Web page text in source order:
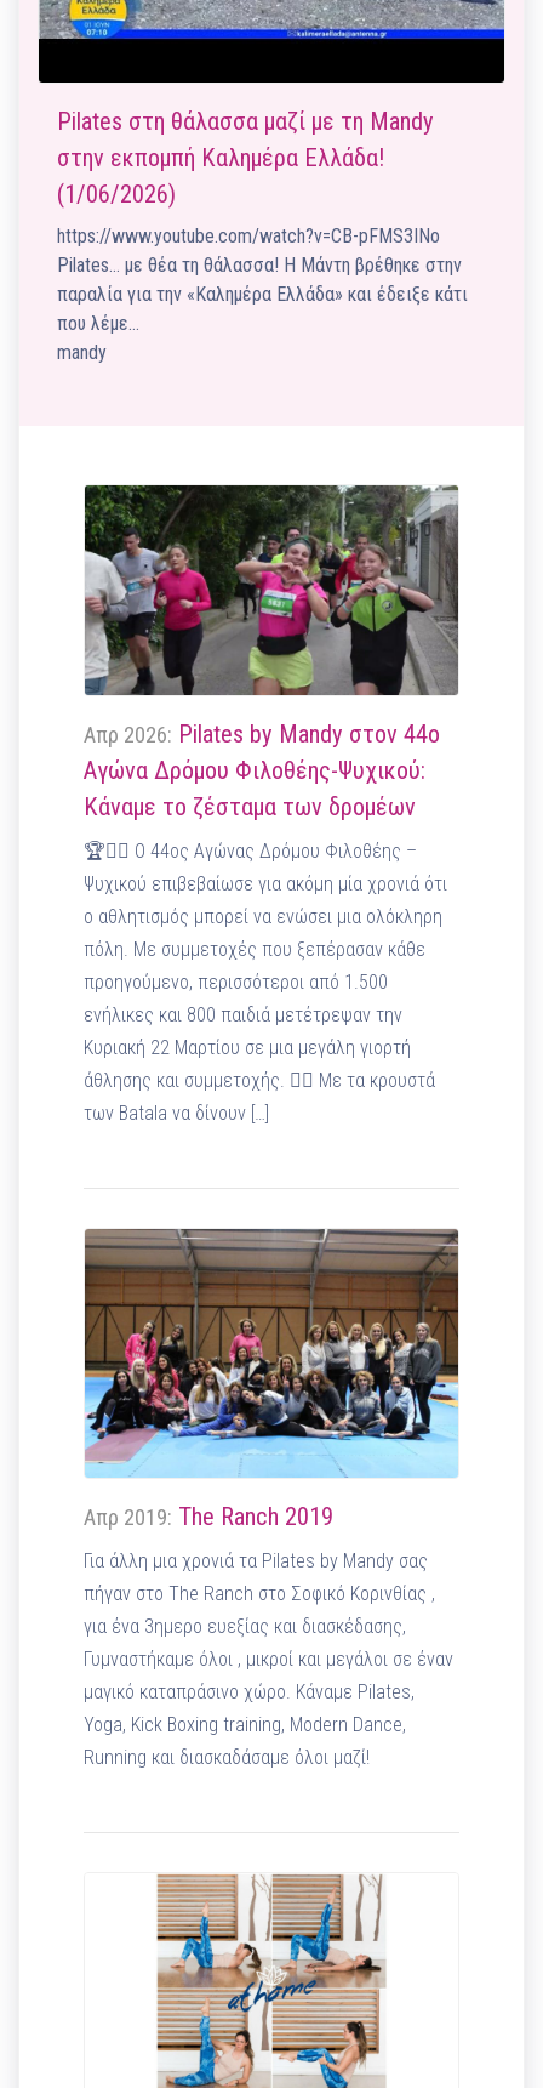
Pilates στη θάλασσα μαζί με τη Mandy
στην εκπομπή Καλημέρα Ελλάδα!
(1/06/2026)
https://www.youtube.com/watch?v=CB-pFMS3INo
Pilates… με θέα τη θάλασσα! Η Μάντη βρέθηκε στην
παραλία για την «Καλημέρα Ελλάδα» και έδειξε κάτι
που λέμε…
mandy
Απρ 2026: Pilates by Mandy στον 44ο
Αγώνα Δρόμου Φιλοθέης-Ψυχικού:
Κάναμε το ζέσταμα των δρομέων
🏆🏃‍♂️ Ο 44ος Αγώνας Δρόμου Φιλοθέης –
Ψυχικού επιβεβαίωσε για ακόμη μία χρονιά ότι
ο αθλητισμός μπορεί να ενώσει μια ολόκληρη
πόλη. Με συμμετοχές που ξεπέρασαν κάθε
προηγούμενο, περισσότεροι από 1.500
ενήλικες και 800 παιδιά μετέτρεψαν την
Κυριακή 22 Μαρτίου σε μια μεγάλη γιορτή
άθλησης και συμμετοχής. 🏃‍♀️ Με τα κρουστά
των Batala να δίνουν […]
Απρ 2019: The Ranch 2019
Για άλλη μια χρονιά τα Pilates by Mandy σας
πήγαν στο The Ranch στο Σοφικό Κορινθίας ,
για ένα 3ημερο ευεξίας και διασκέδασης,
Γυμναστήκαμε όλοι , μικροί και μεγάλοι σε έναν
μαγικό καταπράσινο χώρο. Κάναμε Pilates,
Yoga, Kick Boxing training, Modern Dance,
Running και διασκαδάσαμε όλοι μαζί!